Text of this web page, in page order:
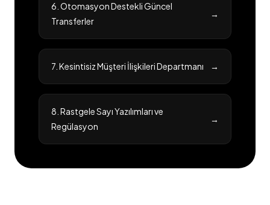
6. Otomasyon Destekli Güncel
Transferler
→
7. Kesintisiz Müşteri İlişkileri Departmanı →
8. Rastgele Sayı Yazılımları ve
Regülasyon
→